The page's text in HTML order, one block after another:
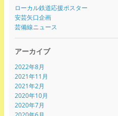
ローカル鉄道応援ポスター
安芸矢口企画
芸備線ニュース
アーカイブ
2022年8月
2021年11月
2021年2月
2020年10月
2020年7月